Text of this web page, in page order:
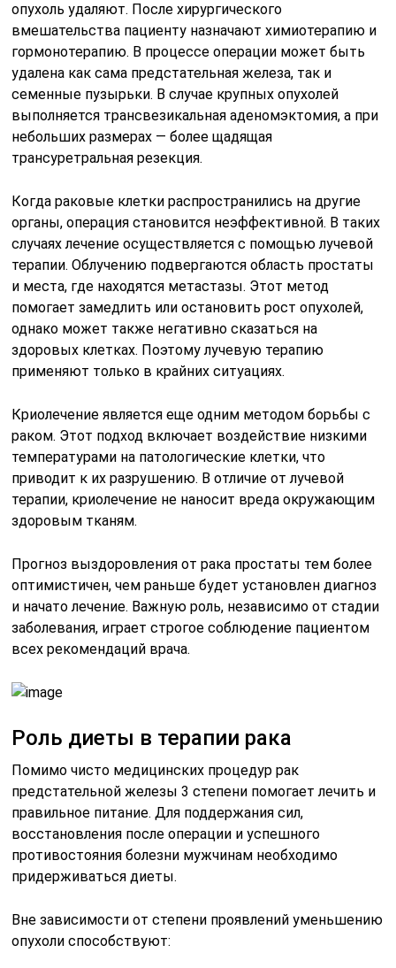
опухоль удаляют. После хирургического
вмешательства пациенту назначают химиотерапию и
гормонотерапию. В процессе операции может быть
удалена как сама предстательная железа, так и
семенные пузырьки. В случае крупных опухолей
выполняется трансвезикальная аденомэктомия, а при
небольших размерах — более щадящая
трансуретральная резекция.
Когда раковые клетки распространились на другие
органы, операция становится неэффективной. В таких
случаях лечение осуществляется с помощью лучевой
терапии. Облучению подвергаются область простаты
и места, где находятся метастазы. Этот метод
помогает замедлить или остановить рост опухолей,
однако может также негативно сказаться на
здоровых клетках. Поэтому лучевую терапию
применяют только в крайних ситуациях.
Криолечение является еще одним методом борьбы с
раком. Этот подход включает воздействие низкими
температурами на патологические клетки, что
приводит к их разрушению. В отличие от лучевой
терапии, криолечение не наносит вреда окружающим
здоровым тканям.
Прогноз выздоровления от рака простаты тем более
оптимистичен, чем раньше будет установлен диагноз
и начато лечение. Важную роль, независимо от стадии
заболевания, играет строгое соблюдение пациентом
всех рекомендаций врача.
Роль диеты в терапии рака
Помимо чисто медицинских процедур рак
предстательной железы 3 степени помогает лечить и
правильное питание. Для поддержания сил,
восстановления после операции и успешного
противостояния болезни мужчинам необходимо
придерживаться диеты.
Вне зависимости от степени проявлений уменьшению
опухоли способствуют: